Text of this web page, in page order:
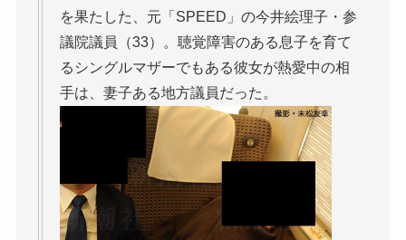
を果たした、元「SPEED」の今井絵理子・参
議院議員（33）。聴覚障害のある息子を育て
るシングルマザーでもある彼女が熱愛中の相
手は、妻子ある地方議員だった。